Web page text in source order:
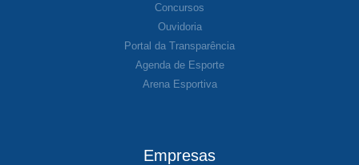
Concursos
Ouvidoria
Portal da Transparência
Agenda de Esporte
Arena Esportiva
Empresas